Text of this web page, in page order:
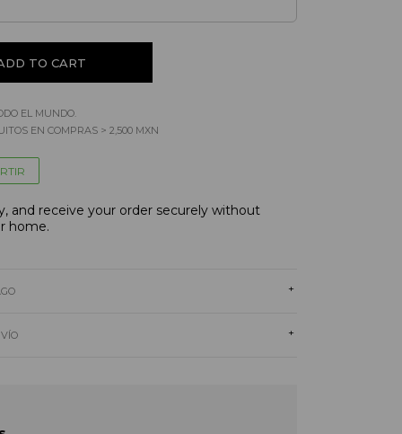
EL MUNDO.
EN COMPRAS > 2,500 MXN
and receive your order securely without
home.
+
+